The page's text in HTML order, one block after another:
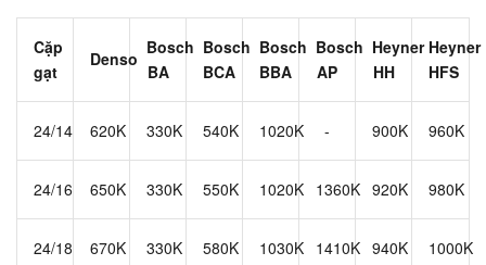
Cặp
gạt
Denso
Bosch
BA
Bosch
BCA
Bosch
BBA
Bosch
AP
Heyner
HH
Heyner
HFS
24/14 620K 330K 540K 1020K - 900K 960K
24/16 650K 330K 550K 1020K 1360K 920K 980K
24/18 670K 330K 580K 1030K 1410K 940K 1000K